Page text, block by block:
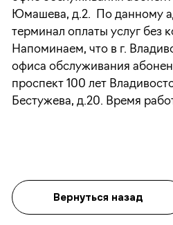
Юмашева, д.2. По данному
терминал оплаты услуг без
Напоминаем, что в г.
офиса обслуживания
проспект 100 лет
Бестужева, д.20. Время
Вернуться назад